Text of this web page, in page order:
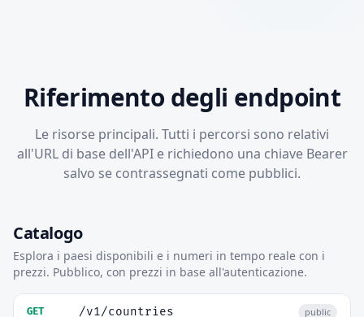
Riferimento degli endpoint
Le risorse principali. Tutti i percorsi sono relativi
all'URL di base dell'API e richiedono una chiave Bearer
salvo se contrassegnati come pubblici.
Catalogo
Esplora i paesi disponibili e i numeri in tempo reale con i
prezzi. Pubblico, con prezzi in base all'autenticazione.
GET /v1/countries public